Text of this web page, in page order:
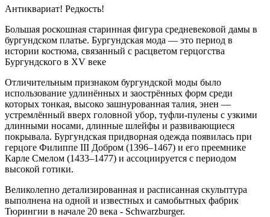
Антиквариат! Редкость!
Большая роскошная старинная фигура средневековой дамы в
бургундском платье. Бургундская мода — это период в
истории костюма, связанный с расцветом герцогства
Бургундского в XV веке
Отличительным признаком бургундской моды было
использование удлинённых и заострённых форм среди
которых тонкая, высоко зашнурованная талия, энен —
устремлённый вверх головной убор, туфли-пулены с узкими
длинными носами, длинные шлейфы и развивающиеся
покрывала. Бургундская придворная одежда появилась при
герцоге Филиппе III Добром (1396–1467) и его преемнике
Карле Смелом (1433–1477) и ассоциируется с периодом
высокой готики.
Великолепно детализированная и расписанная скульптура
выполнена на одной и известных и самобытных фабрик
Тюрингии в начале 20 века - Schwarzburger.